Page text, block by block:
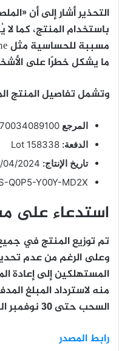
التحذير أشار إلى أن
باستخدام المنتج، كما
ما يشكل خطرًا على
وتشمل تفاصيل المنتج
المرجع GTIN:
الدفعة:
تاريخ الإنتاج:
Q0P5-Y00Y-MD2X
استدعاء على
تم توزيع المنتج في
وعلى الرغم من عدم
المستهلكين إلىإعادة
منه لاسترداد المبلغ
السحب حتى30 نوفمبر
رابط المصدر